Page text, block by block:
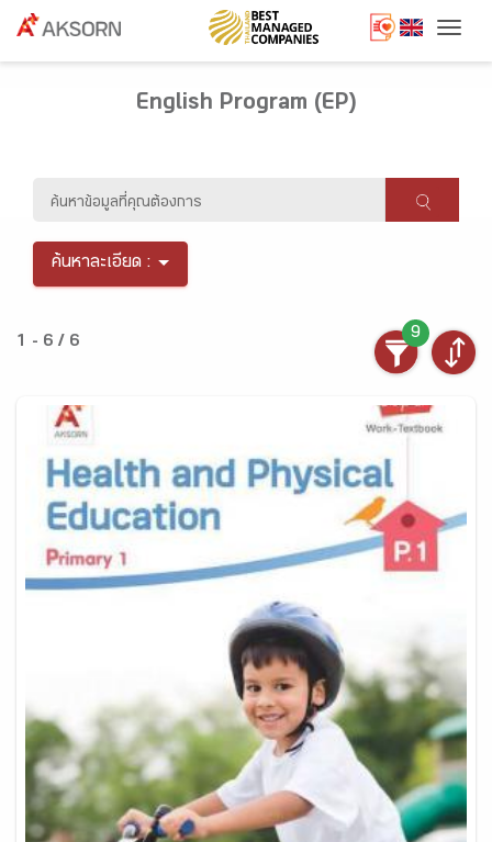
English Program (EP)
ค้นหาละเอียด :
1 - 6 / 6
9